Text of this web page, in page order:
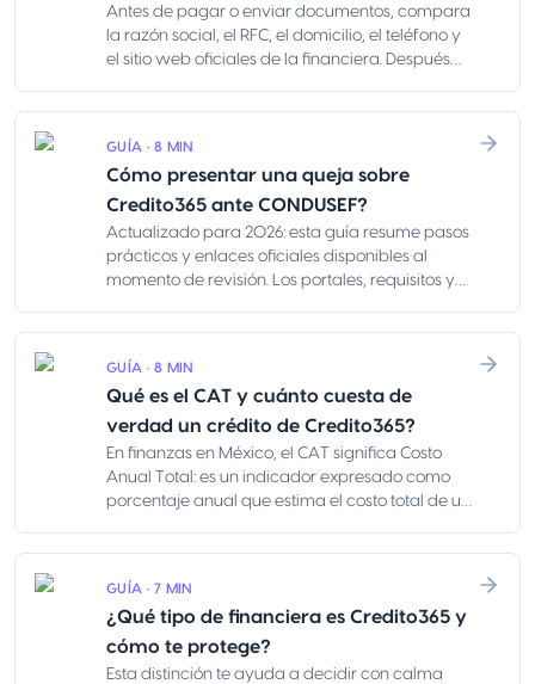
Antes de pagar o enviar documentos, compara
la razón social, el RFC, el domicilio, el teléfono y
el sitio web oficiales de la financiera. Después
web, la app, el correo, el teléfono, la cuenta
página bien hecha o un WhatsApp amable no
prueban que la oferta sea real.
GUÍA · 8 MIN
Cómo presentar una queja sobre
Credito365 ante CONDUSEF?
Actualizado para 2026: esta guía resume pasos
prácticos y enlaces oficiales disponibles al
momento de revisión. Los portales, requisitos y
enviar documentos, confirma la información
CONDUSEF y de la institución financiera. Es
información orientativa, no asesoría legal: los
plazos legales, los dictámenes técnicos, las vías
judiciales y los casos de cobranza con
amenazas pueden requerir apoyo profesional.
GUÍA · 8 MIN
Qué es el CAT y cuánto cuesta de
verdad un crédito de Credito365?
En finanzas en México, el CAT significa Costo
Anual Total: es un indicador expresado como
porcentaje anual que estima el costo total de un
cargos obligatorios. Te ayuda a comparar
mensualidad, va más allá de la tasa de interés y
tampoco confirma si el pago cabe en tu
quincena, pensión o flujo del negocio.
GUÍA · 7 MIN
¿Qué tipo de financiera es Credito365 y
cómo te protege?
Esta distinción te ayuda a decidir con calma